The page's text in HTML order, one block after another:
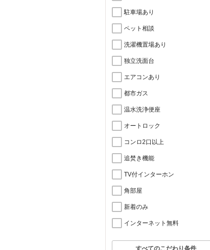
駐車場あり
ペット相談
洗濯機置場あり
独立洗面台
エアコンあり
都市ガス
温水洗浄便座
オートロック
コンロ2口以上
追焚き機能
TV付インターホン
角部屋
新着のみ
インターネット無料
すべてのこだわり条件